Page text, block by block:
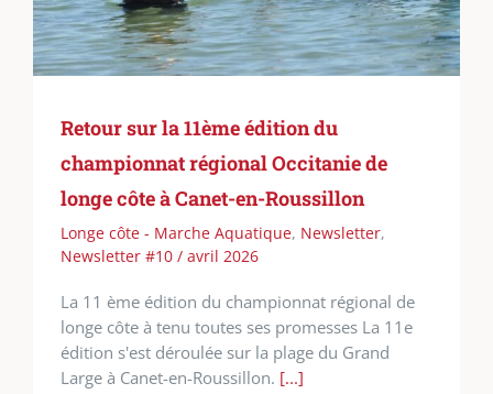
Retour sur la 11ème édition du
championnat régional Occitanie de
longe côte à Canet-en-Roussillon
Longe côte - Marche Aquatique, Newsletter,
Newsletter #10 / avril 2026
La 11 ème édition du championnat régional de
longe côte à tenu toutes ses promesses La 11e
édition s'est déroulée sur la plage du Grand
Large à Canet-en-Roussillon. [...]